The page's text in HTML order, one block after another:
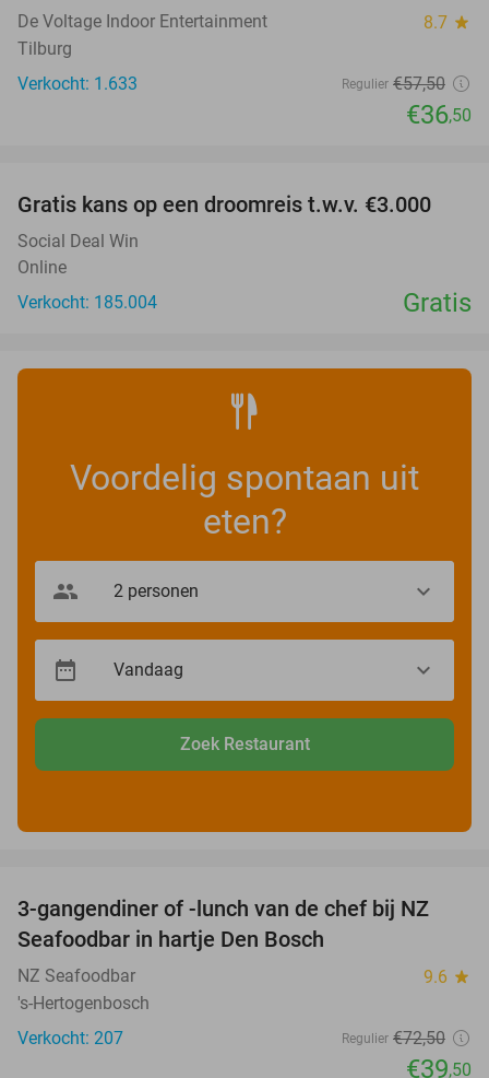
De Voltage Indoor Entertainment 8.7 star
Tilburg
Verkocht: 1.633
Regulier €57,50
€36,50
Gratis kans op een droomreis t.w.v. €3.000
Social Deal Win
Online
Verkocht: 185.004
Gratis
Voordelig spontaan uit
eten?
Zoek Restaurant
46%
3-gangendiner of -lunch van de chef bij NZ
Seafoodbar in hartje Den Bosch
NZ Seafoodbar 9.6 star
's-Hertogenbosch
Verkocht: 207
Regulier €72,50
€39,50